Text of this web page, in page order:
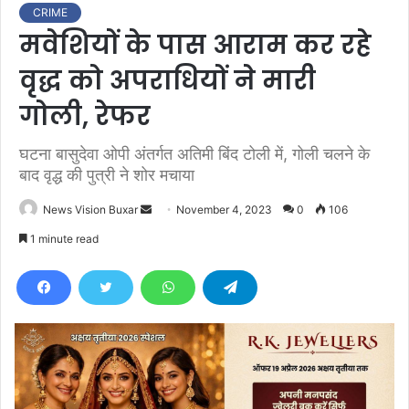
CRIME
मवेशियों के पास आराम कर रहे
वृद्ध को अपराधियों ने मारी
गोली, रेफर
घटना बासुदेवा ओपी अंतर्गत अतिमी बिंद टोली में, गोली चलने के
बाद वृद्ध की पुत्री ने शोर मचाया
News Vision Buxar
d
e
m
a
November 4, 2023 0 106
1 minute read